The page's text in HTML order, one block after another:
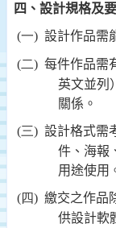
四、設計規格及
(一) 設計作品需
(二) 每件作品需
英文並列
關係。
(三) 設計格式需
件、海報
用途使用
(四) 繳交之作品
供設計軟